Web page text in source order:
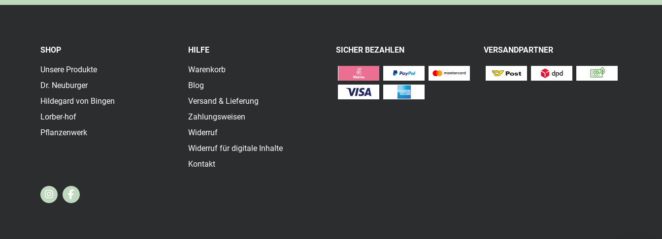
SHOP
Unsere Produkte
Dr. Neuburger
Hildegard von Bingen
Lorber-hof
Pflanzenwerk
HILFE
Warenkorb
Blog
Versand & Lieferung
Zahlungsweisen
Widerruf
Widerruf für digitale Inhalte
Kontakt
SICHER BEZAHLEN VERSANDPARTNER